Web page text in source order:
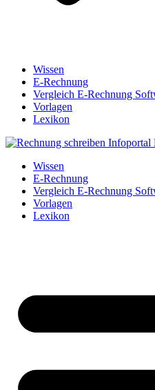
Wissen
E-Rechnung
Vergleich E-Rechnung
Vorlagen
Lexikon
Wissen
E-Rechnung
Vergleich E-Rechnung
Vorlagen
Lexikon